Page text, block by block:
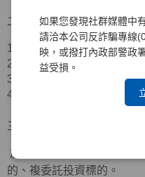
如果您發現社群媒體中
請洽本公司反詐騙專線
映，或撥打內政部警政
益受損。
二、合作業者資訊
1.公司名稱：三竹資訊股份
2.公司地址：台北市中山區
3.服務電話：
(02)2563-9999
4.官方網站：
https://
三、合作範圍
於「三竹股市
的、複委託投資標的。